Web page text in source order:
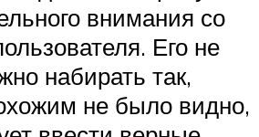
внимания со
Его не
набирать так,
не было видно,